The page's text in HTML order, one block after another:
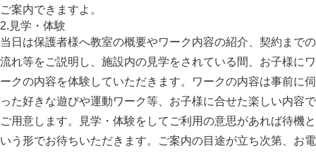
ご案内できますよ。
2.見学・体験
当日は保護者様へ教室の概要やワーク内容の紹介、契約までの
流れ等をご説明し、施設内の見学をされている間、お子様にワ
ークの内容を体験していただきます。ワークの内容は事前に伺
った好きな遊びや運動ワーク等、お子様に合せた楽しい内容で
ご用意します。見学・体験をしてご利用の意思があれば待機と
いう形でお待ちいただきます。ご案内の目途が立ち次第、お電